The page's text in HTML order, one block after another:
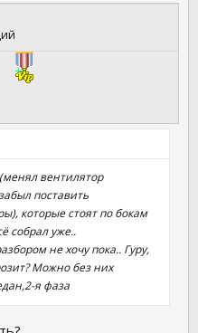
вентилятор
поставить
которые стоят по бокам
собрал уже..
не хочу пока.. Гуру,
Можно без них
я фаза